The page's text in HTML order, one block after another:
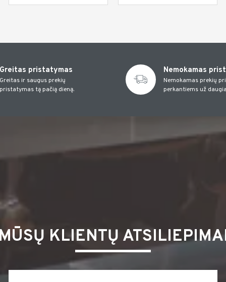
pristatymas
ir saugus prekių
tą pačią dieną.
Nemokamas
Nemokamas prekių
perkantiems už
KLIENTŲ